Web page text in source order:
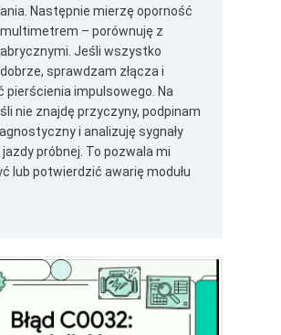
Następnie mierzę oporność
– porównuję z
Jeśli wszystko
sprawdzam złącza i
pierścienia impulsowego. Na
nie znajdę przyczyny, podpinam
i analizuję sygnały
próbnej. To pozwala mi
lub potwierdzić awarię modułu